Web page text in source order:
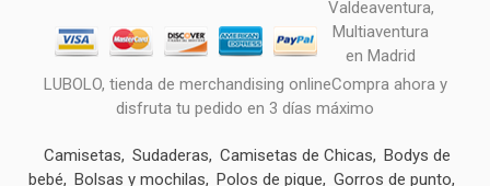
LUBOLO, tienda de merchandising onlineCompra ahora y
disfruta tu pedido en 3 días máximo
Camisetas Sudaderas Camisetas de Chicas
Bodys de
bebé
Bolsas y mochilas Polos de pique
Gorros de punto